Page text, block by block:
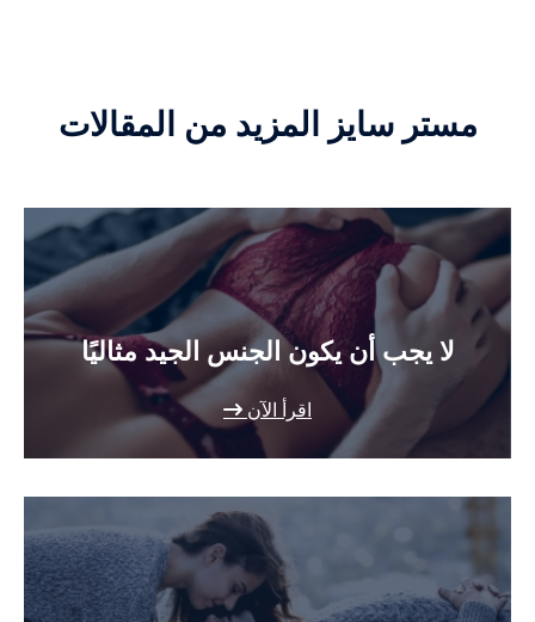
مستر سايز المزيد من المقالات
لا يجب أن يكون الجنس الجيد مثاليًا
اقرأ الآن